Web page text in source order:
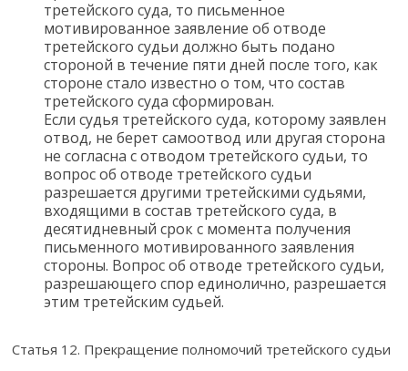
третейского суда, то письменное
мотивированное заявление об отводе
третейского судьи должно быть подано
стороной в течение пяти дней после того, как
стороне стало известно о том, что состав
третейского суда сформирован.
Если судья третейского суда, которому заявлен
отвод, не берет самоотвод или другая сторона
не согласна с отводом третейского судьи, то
вопрос об отводе третейского судьи
разрешается другими третейскими судьями,
входящими в состав третейского суда, в
десятидневный срок с момента получения
письменного мотивированного заявления
стороны. Вопрос об отводе третейского судьи,
разрешающего спор единолично, разрешается
этим третейским судьей.
Статья 12. Прекращение полномочий третейского судьи